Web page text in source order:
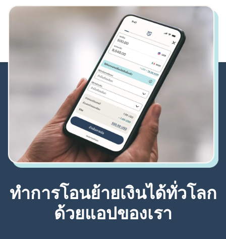
ทำการโอนย้ายเงินได้ทั่วโลก
ด้วยแอปของเรา